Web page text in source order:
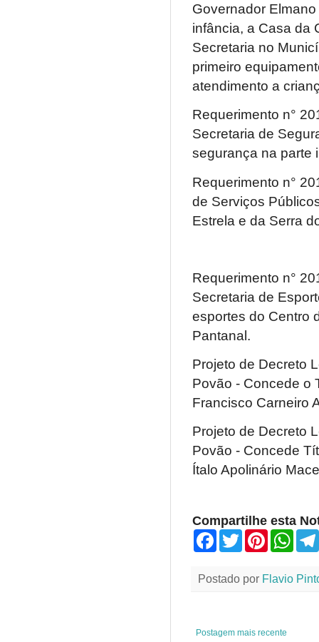
Governador
infância, a Casa da
Secretaria no
primeiro
atendimento a
Requerimento n°
Secretaria de
segurança na parte
Requerimento n°
de Serviços
Estrela e da Serra
Requerimento n°
Secretaria de
esportes do Centro
Pantanal.
Projeto de Decreto
Povão - Concede o
Francisco Carneiro
Projeto de Decreto
Povão - Concede
Ítalo Apolinário
Compartilhe esta
b
w
e
s
Postado por Flavio
Postagem mais recente